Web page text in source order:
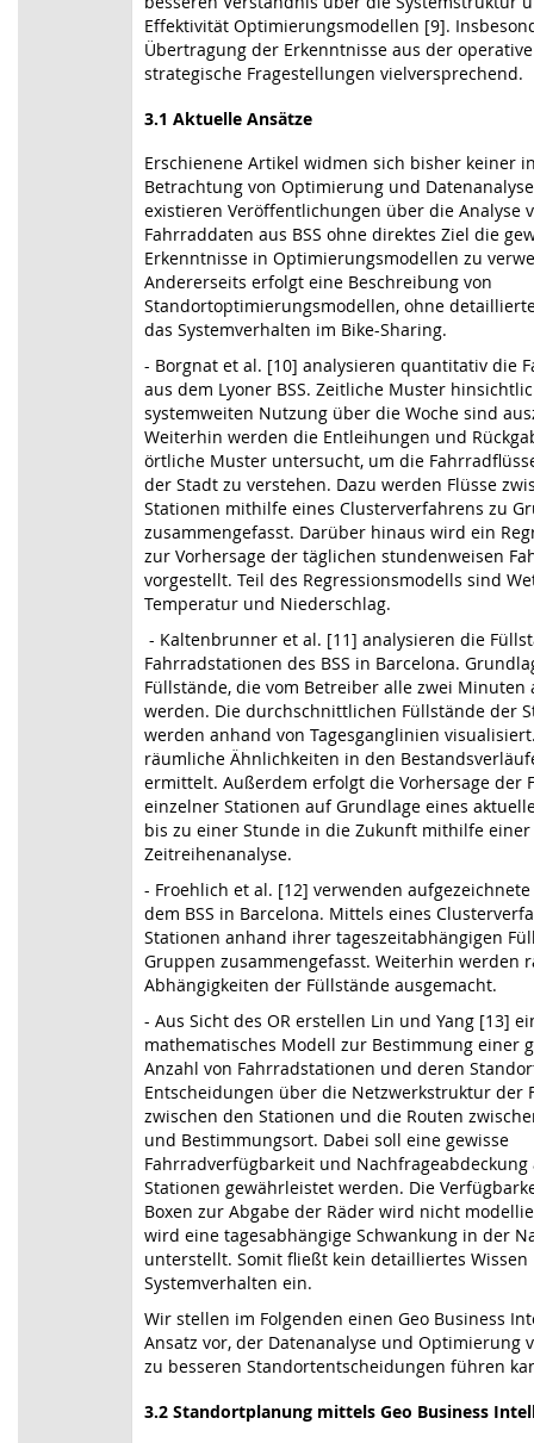
Effektivität Optimierungsmodellen [9].
Übertragung der Erkenntnisse aus der
strategische Fragestellungen vielversprechend.
3.1 Aktuelle Ansätze
Erschienene Artikel widmen sich bisher keiner
Betrachtung von Optimierung und
existieren Veröffentlichungen über die Analyse
Fahrraddaten aus BSS ohne direktes Ziel die
Erkenntnisse in Optimierungsmodellen zu
Andererseits erfolgt eine Beschreibung von
Standortoptimierungsmodellen, ohne
das Systemverhalten im Bike-Sharing.
- Borgnat et al. [10] analysieren quantitativ die
aus dem Lyoner BSS. Zeitliche Muster
systemweiten Nutzung über die Woche sind
Weiterhin werden die Entleihungen und
örtliche Muster untersucht, um die
der Stadt zu verstehen. Dazu werden Flüsse
Stationen mithilfe eines Clusterverfahrens zu
zusammengefasst. Darüber hinaus wird ein
zur Vorhersage der täglichen stundenweisen
vorgestellt. Teil des Regressionsmodells sind
Temperatur und Niederschlag.
- Kaltenbrunner et al. [11] analysieren die
Fahrradstationen des BSS in Barcelona.
Füllstände, die vom Betreiber alle zwei Minuten
werden. Die durchschnittlichen Füllstände der
werden anhand von Tagesganglinien
räumliche Ähnlichkeiten in den
ermittelt. Außerdem erfolgt die Vorhersage der
einzelner Stationen auf Grundlage eines
bis zu einer Stunde in die Zukunft mithilfe einer
Zeitreihenanalyse.
- Froehlich et al. [12] verwenden
dem BSS in Barcelona. Mittels eines
Stationen anhand ihrer tageszeitabhängigen
Gruppen zusammengefasst. Weiterhin werden
Abhängigkeiten der Füllstände ausgemacht.
- Aus Sicht des OR erstellen Lin und Yang [13]
mathematisches Modell zur Bestimmung einer
Anzahl von Fahrradstationen und deren
Entscheidungen über die Netzwerkstruktur der
zwischen den Stationen und die Routen
und Bestimmungsort. Dabei soll eine gewisse
Fahrradverfügbarkeit und Nachfrageabdeckung
Stationen gewährleistet werden. Die
Boxen zur Abgabe der Räder wird nicht
wird eine tagesabhängige Schwankung in der
unterstellt. Somit fließt kein detailliertes Wissen
Systemverhalten ein.
Wir stellen im Folgenden einen Geo Business
Ansatz vor, der Datenanalyse und Optimierung
zu besseren Standortentscheidungen führen
3.2 Standortplanung mittels Geo Business